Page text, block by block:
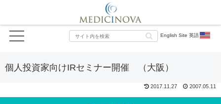
English Site 英語
個人投資家向けIRセミナー開催 （大阪）
2017.11.27 2007.05.11